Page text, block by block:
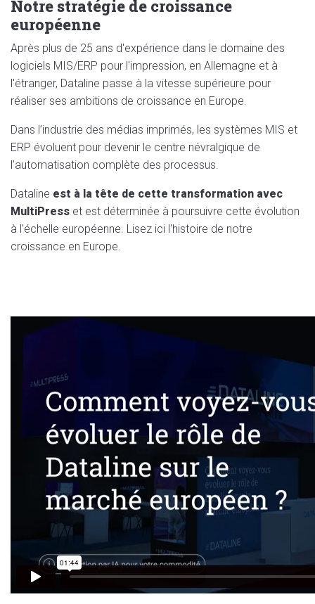
Notre stratégie de croissance
européenne
Après plus de 25 ans d'expérience dans le domaine des
logiciels MIS/ERP pour l'impression, en Allemagne et à
l'étranger, Dataline passe à la vitesse supérieure pour
réaliser ses ambitions de croissance en Europe.
Dans l’industrie des médias imprimés, les systèmes MIS et
ERP évoluent pour devenir le centre névralgique de
l’automatisation complète des processus.
Dataline est à la tête de cette transformation avec
MultiPress et est déterminée à poursuivre cette évolution
à l'échelle européenne. Lisez ici l'histoire de notre
croissance en Europe.